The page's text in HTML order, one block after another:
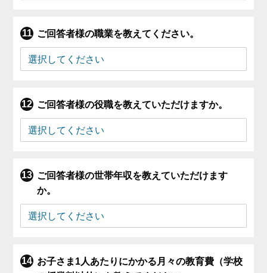
ご回答者様の職業を教えてください。
ご回答者様の役職を教えていただけますか。
ご回答者様の世帯年収を教えていただけます
か。
お子さま1人あたりにかかる月々の教育費（学校